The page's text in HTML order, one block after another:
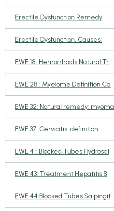
Erectile Dysfunction Remedy
Erectile Dysfunction, Causes,
EWE 18: Hemorrhoids Natural Tr
EWE 28 : Myelome Definition Ca
EWE 32: Natural remedy: myoma
EWE 37: Cervicitis: definition
EWE 41: Blocked Tubes Hydrosal
EWE 43: Treatment Hepatitis B
EWE 44:Blocked Tubes Salpingit